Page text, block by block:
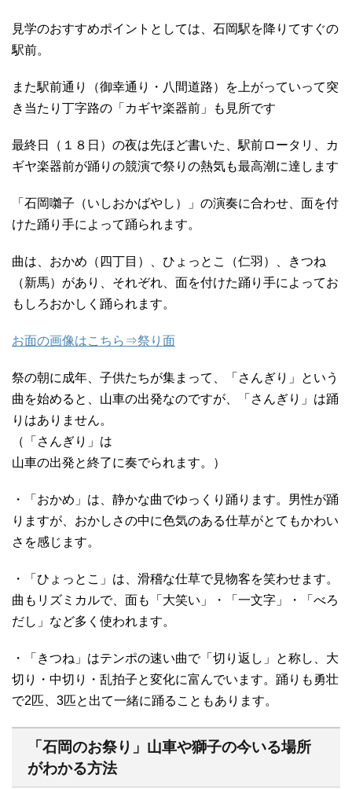
見学のおすすめポイントとしては、石岡駅を降りてすぐの
駅前。
また駅前通り（御幸通り・八間道路）を上がっていって突
き当たり丁字路の「カギヤ楽器前」も見所です
最終日（１８日）の夜は先ほど書いた、駅前ロータリ、カ
ギヤ楽器前が踊りの競演で祭りの熱気も最高潮に達します
「石岡囃子（いしおかばやし）」の演奏に合わせ、面を付
けた踊り手によって踊られます。
曲は、おかめ（四丁目）、ひょっとこ（仁羽）、きつね
（新馬）があり、それぞれ、面を付けた踊り手によってお
もしろおかしく踊られます。
お面の画像はこちら⇒祭り面
祭の朝に成年、子供たちが集まって、「さんぎり」という
曲を始めると、山車の出発なのですが、「さんぎり」は踊
りはありません。
（「さんぎり」は
山車の出発と終了に奏でられます。）
・「おかめ」は、静かな曲でゆっくり踊ります。男性が踊
りますが、おかしさの中に色気のある仕草がとてもかわい
さを感じます。
・「ひょっとこ」は、滑稽な仕草で見物客を笑わせます。
曲もリズミカルで、面も「大笑い」・「一文字」・「べろ
だし」など多く使われます。
・「きつね」はテンポの速い曲で「切り返し」と称し、大
切り・中切り・乱拍子と変化に富んでいます。踊りも勇壮
で2匹、3匹と出て一緒に踊ることもあります。
「石岡のお祭り」山車や獅子の今いる場所
がわかる方法